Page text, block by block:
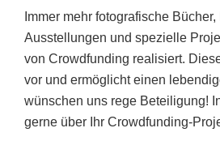
Immer mehr fotografische
Ausstellungen und spezielle
von Crowdfunding realisiert.
vor und ermöglicht einen
wünschen uns rege Beteiligung!
gerne über Ihr Crowdfunding-